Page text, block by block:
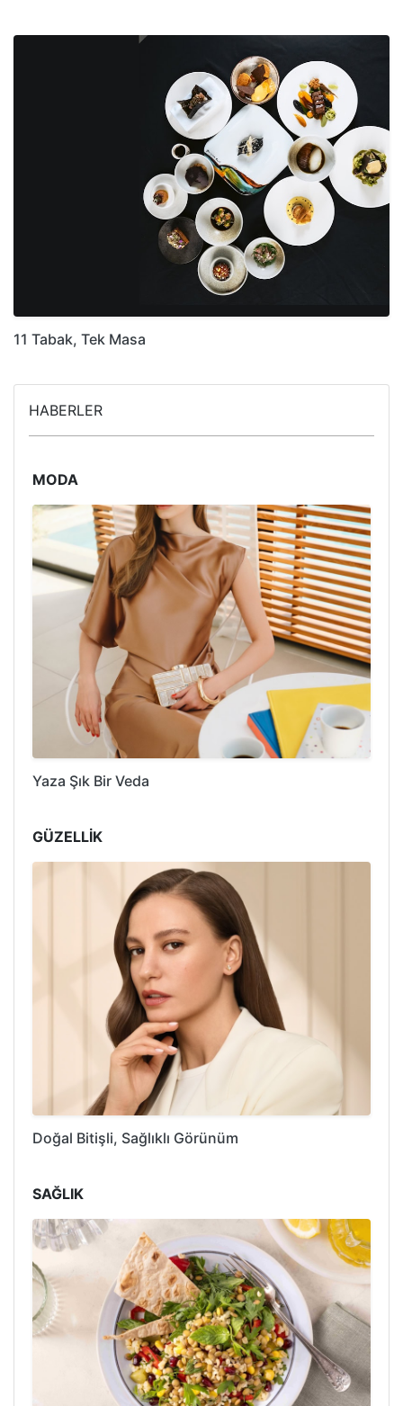
11 Tabak, Tek Masa
HABERLER
MODA
Yaza Şık Bir Veda
GÜZELLİK
Doğal Bitişli, Sağlıklı Görünüm
SAĞLIK